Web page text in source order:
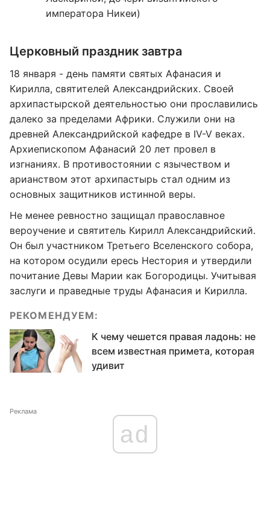
императора Никеи)
Церковный праздник завтра
18 января - день памяти святых Афанасия и
Кирилла, святителей Александрийских. Своей
архипастырской деятельностью они прославились
далеко за пределами Африки. Служили они на
древней Александрийской кафедре в IV-V веках.
Архиепископом Афанасий 20 лет провел в
изгнаниях. В противостоянии с язычеством и
арианством этот архипастырь стал одним из
основных защитников истинной веры.
Не менее ревностно защищал православное
вероучение и святитель Кирилл Александрийский.
Он был участником Третьего Вселенского собора,
на котором осудили ересь Нестория и утвердили
почитание Девы Марии как Богородицы. Учитывая
заслуги и праведные труды Афанасия и Кирилла.
РЕКОМЕНДУЕМ:
К чему чешется правая ладонь: не
всем известная примета, которая
удивит
Реклама
ad